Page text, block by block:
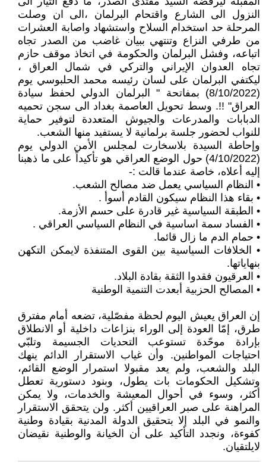
النزول الى الشارع واقتحام البرلمان ،الى ان وصلت
المرحلة حد استخدام السلاح واستشهاد واصابة العشرات
من طرفي النزاع وتنتهي ببيان غاضب من الصدر تجاه
اتباعه، وفشل البرلمان والحكومة في اتخاذ موقف حازم
تجاه العدوان الإيراني والتركي في شمال العراق ،
ليكتفي البرلمان على لسان رئيسه محمد الحلبوسي يوم
(8/10/2022) بمفاتحة " البرلمان الدولي لحفظ سيادة
العراق" !!. وسط تحويل العاصمة بغداد الى سجن تحميه
الدبابات والمدرعات والجيوش المتعددة لتوفير حماية
للنواب لحضور جلسة برلمانية لا يستفيد منها الشعب.
وإحاطة السيدة بلاسخارت لمجلس الأمن الدولي يوم
(4/10/2022) حول الوضع العراقي هو تأكيداً على ما ذهبنا
إليه أعلاه، خاصة عندما قالت :-
• النظام السياسي يعمل ضد مصالح الشعب.
• بقاء هذا النظام سيكون القادم أسوأ .
• الطبقة السياسية غير قادرة على حسم الأزمة.
• الفساد سمة اساسية في النظام السياسي العراقي .
• حمام الدم ما زال قائما.
• الخلافات السياسية بين القوى المتنفذة لايمكن التكهن
بنهاياتها.
• العرقيون فقدوا الثقة بقادة البلاد.
• المصالح الحزبية أبعدت التنمية الوطنية
إن العراق يعيش اليوم لحظة مفصّلية، تضعه أمام مفترق
طرق، إمّا العودة إلى الوراء بنزاعات داخلية أو الانطلاق
بإرادة موحّدة تستوعب التحديات الجسيمة وتلبّي
احتياجات المواطنين. وأن غياب الاستقرار الدائم ينهك
البلد والشعب، ولم يعد مقبولا استمرار الوضع القائم،
وتشكيل الحكومات بات يطول، وبنود دستورية تعطل
أكثر، وسوء في أحوال المعيشة والخدمات، ولا يمكن
المراهنة على صبر العراقيين أكثر. ولن يتحقق الاستقرار
والنمو في البلد إلا بتحقيق الدولة المدنية بقيادة وطنية
كفوءة، ونجدد التأكيد على أن الخيانة والوطنية نقيضان
لايلتقيان.